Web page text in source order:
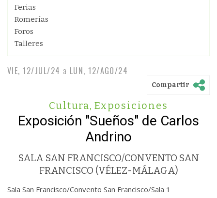
Ferias
Romerías
Foros
Talleres
VIE, 12/JUL/24 a LUN, 12/AGO/24
Compartir
Cultura, Exposiciones
Exposición "Sueños" de Carlos
Andrino
SALA SAN FRANCISCO/CONVENTO SAN
FRANCISCO (VÉLEZ-MÁLAGA)
Sala San Francisco/Convento San Francisco/Sala 1